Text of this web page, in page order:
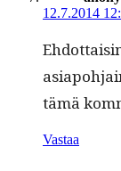
12.7.2014
tämä
Vastaa